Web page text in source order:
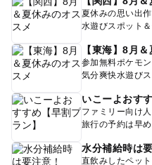
夏休みの思い出
水遊びスポット
【東海】8月
参加無料ポケモ
気分爽快水遊び
いこーよおす
ファミリー向け
旅行の予約は早
水分補給時は
直飲みしたペット